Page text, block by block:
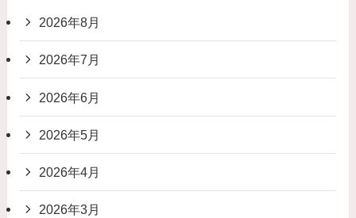
2026年8月
2026年7月
2026年6月
2026年5月
2026年4月
2026年3月